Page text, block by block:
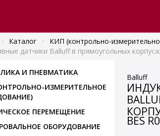
> Каталог > КИП (контрольно-
датчики Balluff в прямоугольных
И ПНЕВМАТИКА
ИЗМЕРИТЕЛЬНОЕ
ПЕРЕМЕЩЕНИЕ
ОБОРУДОВАНИЕ
Balluff
BES